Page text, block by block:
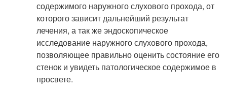
содержимого наружного слухового прохода, от
которого зависит дальнейший результат
лечения, а так же эндоскопическое
исследование наружного слухового прохода,
позволяющее правильно оценить состояние его
стенок и увидеть патологическое содержимое в
просвете.